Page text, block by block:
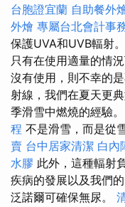
台胞證宜蘭 自助餐外
外燴 專屬台北會計事
保護​​UVA和UVB輻射。
只有在使用適量的情
沒有使用，則不幸的是
射線，我們在夏天更
季滑雪中燃燒的經驗。
程 不是滑雪，而是從
賣 台中居家清潔 白內
水膠 此外，這種輻射
疾病的發展以及我們
泛諾爾可確保無尿。